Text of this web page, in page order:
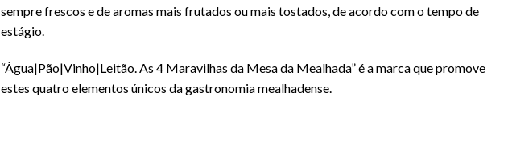
sempre frescos e de aromas mais frutados ou mais tostados, de acordo com o tempo de
estágio.
“Água|Pão|Vinho|Leitão. As 4 Maravilhas da Mesa da Mealhada” é a marca que promove
estes quatro elementos únicos da gastronomia mealhadense.